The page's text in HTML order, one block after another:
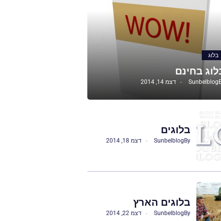
בלוג
בחינם
Sunbelblog דצמ 14, 2014
בלוגים
By
Sunbelblog דצמ 18, 2014
בלוגים הארץ
By
Sunbelblog דצמ 22, 2014